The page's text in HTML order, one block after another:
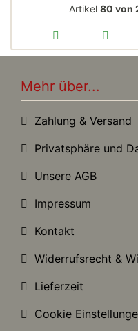
Artikel 80 von
Mehr über...
Zahlung & Versand
Privatsphäre und
Unsere AGB
Impressum
Kontakt
Widerrufsrecht &
Lieferzeit
Cookie